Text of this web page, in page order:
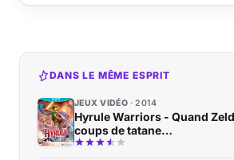
DANS LE MÊME ESPRIT
JEUX VIDÉO 2014
Hyrule Warriors - Quand
coups de tatane…